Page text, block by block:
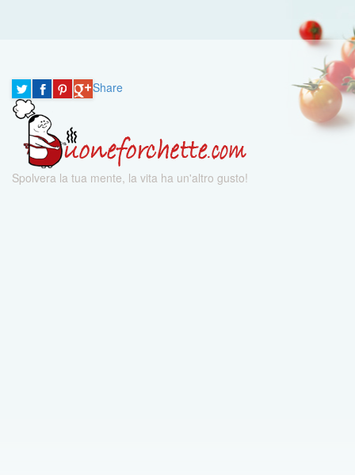
Share
Spolvera la tua mente, la vita ha un'altro gusto!